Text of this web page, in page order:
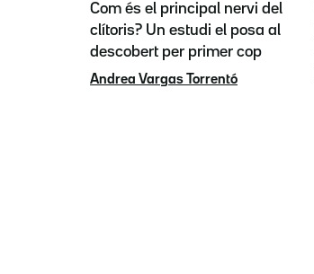
Com és el principal nervi del
clítoris? Un estudi el posa al
descobert per primer cop
Andrea Vargas Torrentó